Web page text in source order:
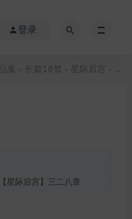
登录
集 长篇18禁 星际后宫
【星际后宫】三二八章